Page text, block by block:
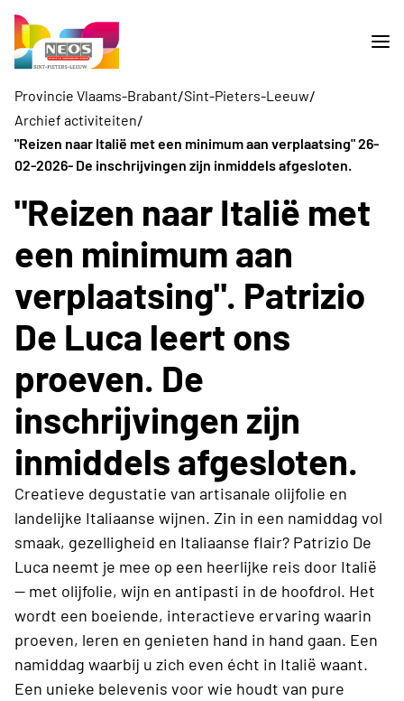
Provincie Vlaams-Brabant/Sint-Pieters-Leeuw/
Archief activiteiten/
"Reizen naar Italië met een minimum aan verplaatsing" 26-
02-2026- De inschrijvingen zijn inmiddels afgesloten.
"Reizen naar Italië met
een minimum aan
verplaatsing". Patrizio
De Luca leert ons
proeven. De
inschrijvingen zijn
inmiddels afgesloten.
Creatieve degustatie van artisanale olijfolie en
landelijke Italiaanse wijnen. Zin in een namiddag vol
smaak, gezelligheid en Italiaanse flair? Patrizio De
Luca neemt je mee op een heerlijke reis door Italië
— met olijfolie, wijn en antipasti in de hoofdrol. Het
wordt een boeiende, interactieve ervaring waarin
proeven, leren en genieten hand in hand gaan. Een
namiddag waarbij u zich even écht in Italië waant.
Een unieke belevenis voor wie houdt van pure